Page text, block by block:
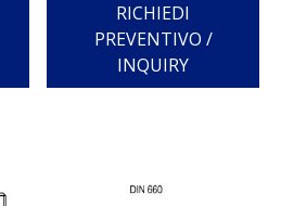
RICHIEDI
PREVENTIVO /
INQUIRY